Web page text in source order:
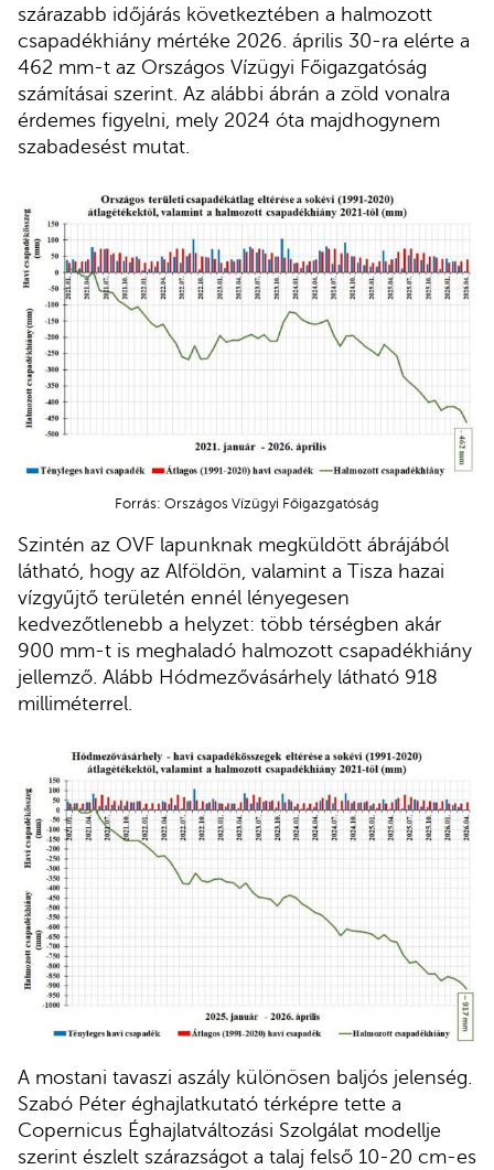
szárazabb időjárás következtében a halmozott
csapadékhiány mértéke 2026. április 30-ra elérte a
462 mm-t az Országos Vízügyi Főigazgatóság
számításai szerint. Az alábbi ábrán a zöld vonalra
érdemes figyelni, mely 2024 óta majdhogynem
szabadesést mutat.
Forrás: Országos Vízügyi Főigazgatóság
Szintén az OVF lapunknak megküldött ábrájából
látható, hogy az Alföldön, valamint a Tisza hazai
vízgyűjtő területén ennél lényegesen
kedvezőtlenebb a helyzet: több térségben akár
900 mm-t is meghaladó halmozott csapadékhiány
jellemző. Alább Hódmezővásárhely látható 918
milliméterrel.
A mostani tavaszi aszály különösen baljós jelenség.
Szabó Péter éghajlatkutató térképre tette a
Copernicus Éghajlatváltozási Szolgálat modellje
szerint észlelt szárazságot a talaj felső 10-20 cm-es